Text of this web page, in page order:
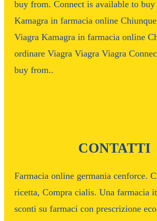
buy from. Connect is available to
Kamagra in farmacia online
Viagra Kamagra in farmacia online
ordinare Viagra Viagra Viagra
buy from..
CONTATTI
Farmacia online germania cenforce.
ricetta, Compra cialis. Una farmacia
sconti su farmaci con prescrizione